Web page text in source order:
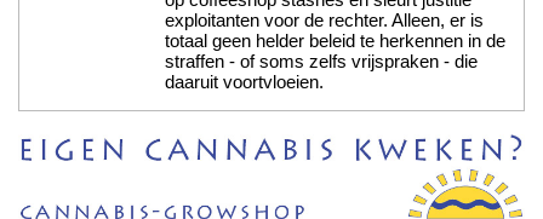
exploitanten voor de rechter. Alleen, er is
totaal geen helder beleid te herkennen in de
straffen - of soms zelfs vrijspraken - die
daaruit voortvloeien.